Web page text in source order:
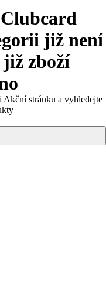
již není
zboží
Akční stránku a vyhledejte